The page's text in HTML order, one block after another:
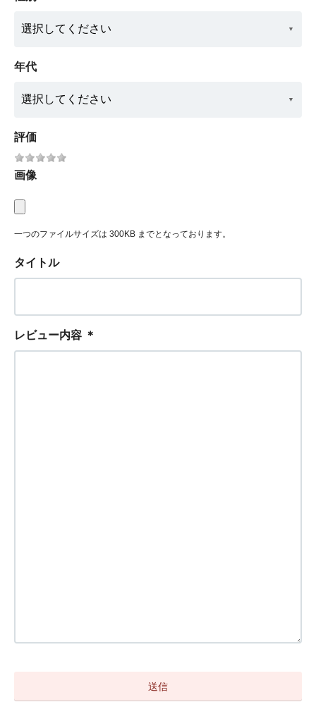
年代
評価
画像
一つのファイルサイズは 300KB までとなっております。
タイトル
レビュー内容 ＊